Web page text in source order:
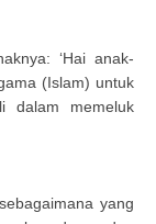
‘Hai anak-
(Islam) untuk
dalam memeluk
yang